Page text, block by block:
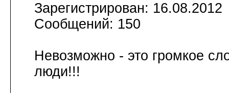
Зарегистрирован: 16.08.2012
Сообщений: 150
Невозможно - это громкое
люди!!!